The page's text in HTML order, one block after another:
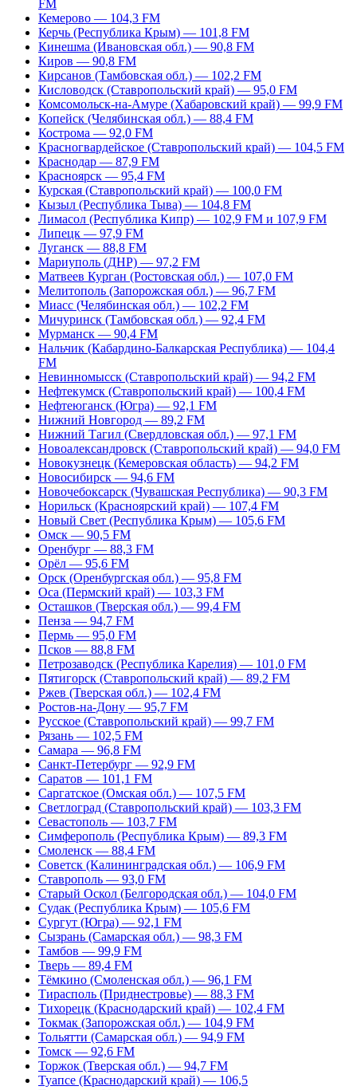
FM
Кемерово — 104,3 FM
Керчь (Республика Крым) — 101,8 FM
Кинешма (Ивановская обл.) — 90,8 FM
Киров — 90,8 FM
Кирсанов (Тамбовская обл.) — 102,2 FM
Кисловодск (Ставропольский край) — 95,0 FM
Комсомольск-на-Амуре (Хабаровский край) — 99,9 FM
Копейск (Челябинская обл.) — 88,4 FM
Кострома — 92,0 FM
Красногвардейское (Ставропольский край) — 104,5 FM
Краснодар — 87,9 FM
Красноярск — 95,4 FM
Курская (Ставропольский край) — 100,0 FM
Кызыл (Республика Тыва) — 104,8 FM
Лимасол (Республика Кипр) — 102,9 FM и 107,9 FM
Липецк — 97,9 FM
Луганск — 88,8 FM
Мариуполь (ДНР) — 97,2 FM
Матвеев Курган (Ростовская обл.) — 107,0 FM
Мелитополь (Запорожская обл.) — 96,7 FM
Миасс (Челябинская обл.) — 102,2 FM
Мичуринск (Тамбовская обл.) — 92,4 FM
Мурманск — 90,4 FM
Нальчик (Кабардино-Балкарская Республика) — 104,4
FM
Невинномысск (Ставропольский край) — 94,2 FM
Нефтекумск (Ставропольский край) — 100,4 FM
Нефтеюганск (Югра) — 92,1 FM
Нижний Новгород — 89,2 FM
Нижний Тагил (Свердловская обл.) — 97,1 FM
Новоалександровск (Ставропольский край) — 94,0 FM
Новокузнецк (Кемеровская область) — 94,2 FM
Новосибирск — 94,6 FM
Новочебоксарск (Чувашская Республика) — 90,3 FM
Норильск (Красноярский край) — 107,4 FM
Новый Свет (Республика Крым) — 105,6 FM
Омск — 90,5 FM
Оренбург — 88,3 FM
Орёл — 95,6 FM
Орск (Оренбургская обл.) — 95,8 FM
Оса (Пермский край) — 103,3 FM
Осташков (Тверская обл.) — 99,4 FM
Пенза — 94,7 FM
Пермь — 95,0 FM
Псков — 88,8 FM
Петрозаводск (Республика Карелия) — 101,0 FM
Пятигорск (Ставропольский край) — 89,2 FM
Ржев (Тверская обл.) — 102,4 FM
Ростов-на-Дону — 95,7 FM
Русское (Ставропольский край) — 99,7 FM
Рязань — 102,5 FM
Самара — 96,8 FM
Санкт-Петербург — 92,9 FM
Саратов — 101,1 FM
Саргатское (Омская обл.) — 107,5 FM
Светлоград (Ставропольский край) — 103,3 FM
Севастополь — 103,7 FM
Симферополь (Республика Крым) — 89,3 FM
Смоленск — 88,4 FM
Советск (Калининградская обл.) — 106,9 FM
Ставрополь — 93,0 FM
Старый Оскол (Белгородская обл.) — 104,0 FM
Судак (Республика Крым) — 105,6 FM
Сургут (Югра) — 92,1 FM
Сызрань (Самарская обл.) — 98,3 FM
Тамбов — 99,9 FM
Тверь — 89,4 FM
Тёмкино (Смоленская обл.) — 96,1 FM
Тирасполь (Приднестровье) — 88,3 FM
Тихорецк (Краснодарский край) — 102,4 FM
Токмак (Запорожская обл.) — 104,9 FM
Тольятти (Самарская обл.) — 94,9 FM
Томск — 92,6 FM
Торжок (Тверская обл.) — 94,7 FM
Туапсе (Краснодарский край) — 106,5